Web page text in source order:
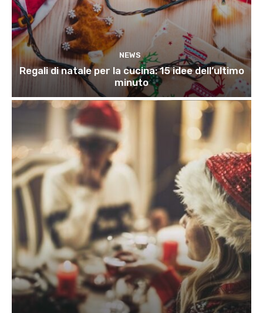
NEWS
Regali di natale per la cucina: 15 idee dell’ultimo
minuto